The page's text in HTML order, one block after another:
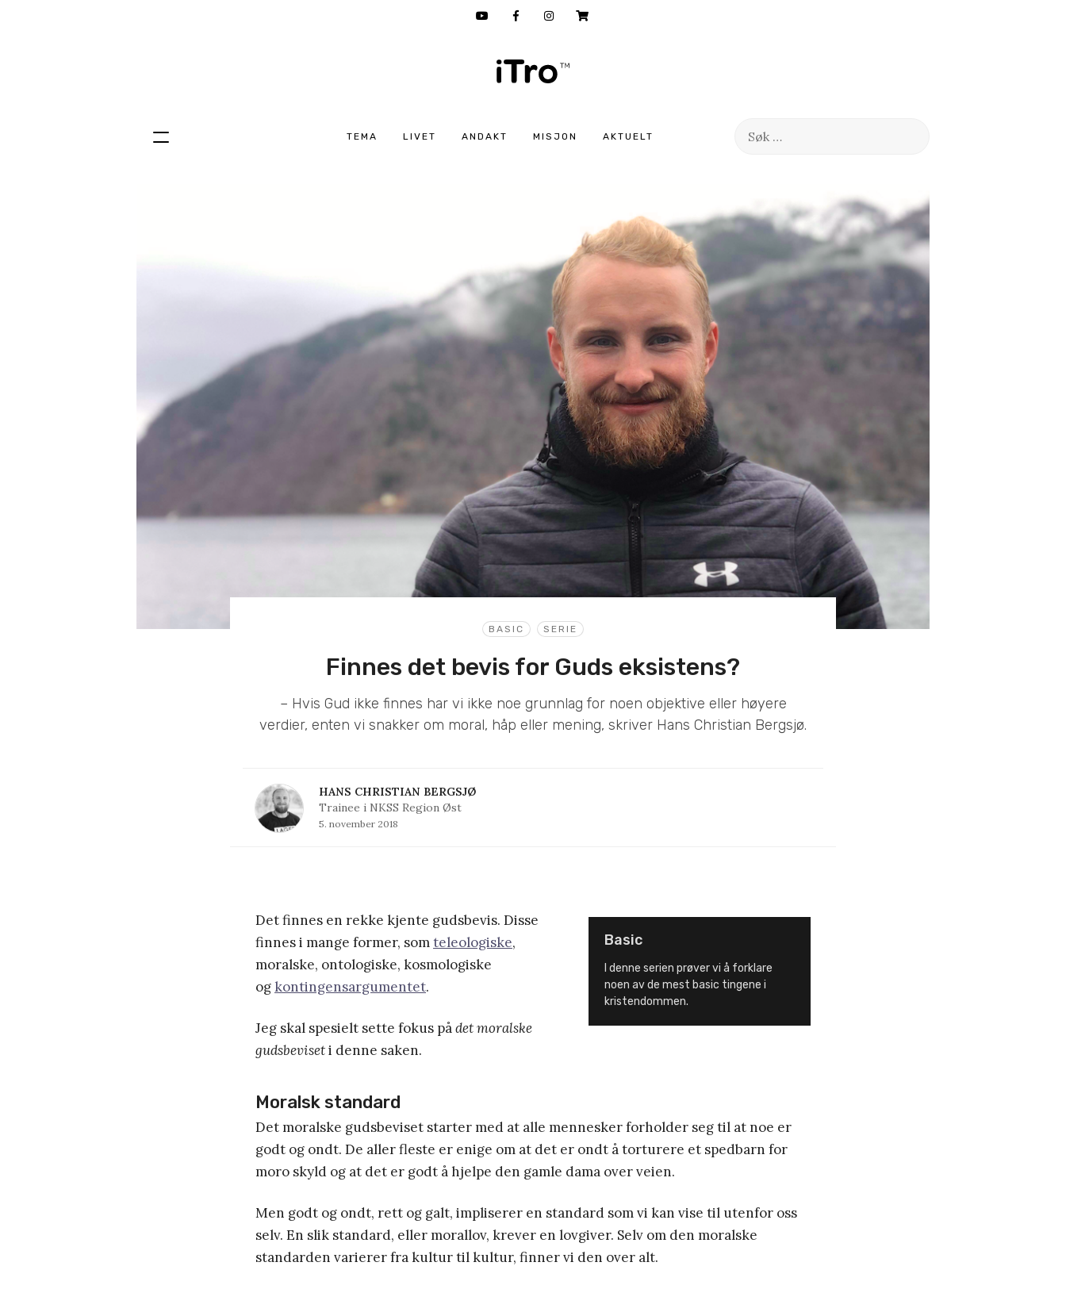
TEMA LIVET ANDAKT MISJON AKTUELT
Søk
Hopp
BASIC SERIE
Finnes det bevis for Guds eksistens?
– Hvis Gud ikke finnes har vi ikke noe grunnlag for noen objektive eller høyere
verdier, enten vi snakker om moral, håp eller mening, skriver Hans Christian Bergsjø.
HANS CHRISTIAN BERGSJØ
Trainee i NKSS Region Øst
5. november 2018
Basic
I denne serien prøver vi å forklare
noen av de mest basic tingene i
kristendommen.
Det finnes en rekke kjente gudsbevis. Disse
finnes i mange former, somteleologiske,
moralske, ontologiske, kosmologiske
og kontingensargumentet.
Jeg skal spesielt sette fokus pådet moralske
gudsbeviseti denne saken.
Moralsk standard
Det moralske gudsbeviset starter med at alle mennesker forholder seg til at noe er
godt og ondt. De aller fleste er enige om at det er ondt å torturere et spedbarn for
moro skyld og at det er godt å hjelpe den gamle dama over veien.
Men godt og ondt, rett og galt, impliserer en standard som vi kan vise til utenfor oss
selv. En slik standard, eller morallov, krever en lovgiver. Selv om den moralske
standarden varierer fra kultur til kultur, finner vi den over alt.